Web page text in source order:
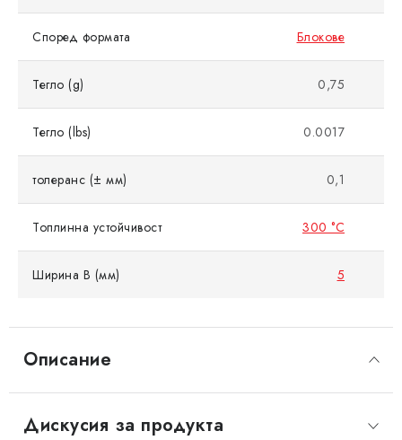
Описание
Според формата Блокове
Тегло (g) 0,75
Тегло (lbs) 0.0017
толеранс (± мм) 0,1
Топлинна устойчивост 300 °C
Ширина B (мм) 5
Дискусия за продукта